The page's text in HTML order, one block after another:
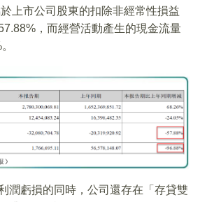
上市公司股東的扣除非經常性損益
，而經營活動產生的現金流量
潤虧損的同時，公司還存在「存貸雙